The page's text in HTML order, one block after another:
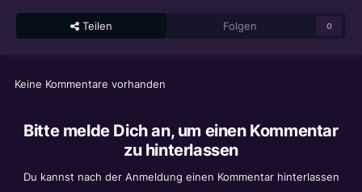
Teilen Folgen 0
Keine Kommentare vorhanden
Bitte melde Dich an, um einen Kommentar
zu hinterlassen
Du kannst nach der Anmeldung einen Kommentar hinterlassen